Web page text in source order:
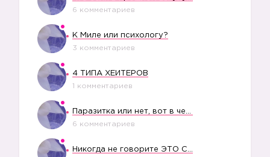
6 комментариев
К Миле или психологу?
3 комментариев
4 ТИПА ХЕЙТЕРОВ
1 комментариев
6 комментариев